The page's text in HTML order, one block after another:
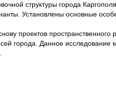
структуры города
Установлены основные
проектов
города. Данное